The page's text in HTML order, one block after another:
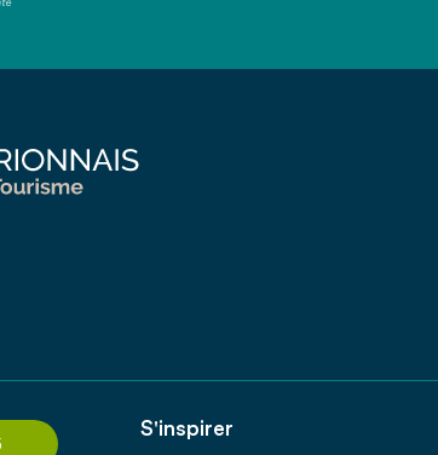
S'inspirer